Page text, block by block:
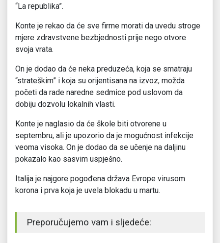
“La republika”.
Konte je rekao da će sve firme morati da uvedu stroge
mjere zdravstvene bezbjednosti prije nego otvore
svoja vrata.
On je dodao da će neka preduzeća, koja se smatraju
“strateškim” i koja su orijentisana na izvoz, možda
početi da rade naredne sedmice pod uslovom da
dobiju dozvolu lokalnih vlasti.
Konte je naglasio da će škole biti otvorene u
septembru, ali je upozorio da je mogućnost infekcije
veoma visoka. On je dodao da se učenje na daljinu
pokazalo kao sasvim uspješno.
Italija je najgore pogođena država Evrope virusom
korona i prva koja je uvela blokadu u martu.
Preporučujemo vam i sljedeće: